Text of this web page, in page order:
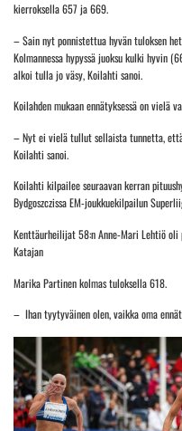
kierroksella 657 ja 669.
– Sain nyt ponnistettua hyvän tuloksen
Kolmannessa hypyssä juoksu kulki hyvin
alkoi tulla jo väsy, Koilahti sanoi.
Koilahden mukaan ennätyksessä on vielä
– Nyt ei vielä tullut sellaista tunnetta,
Koilahti sanoi.
Koilahti kilpailee seuraavan kerran
Bydgoszczissa EM-joukkuekilpailun
Kenttäurheilijat 58:n Anne-Mari Lehtiö oli
Katajan
Marika Partinen kolmas tuloksella 618.
– Ihan tyytyväinen olen, vaikka oma